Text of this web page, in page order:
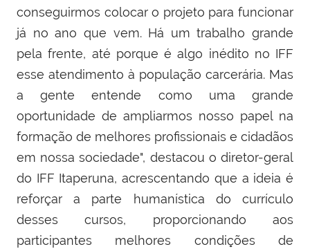
conseguirmos colocar o projeto para funcionar
já no ano que vem. Há um trabalho grande
pela frente, até porque é algo inédito no IFF
esse atendimento à população carcerária. Mas
a gente entende como uma grande
oportunidade de ampliarmos nosso papel na
formação de melhores profissionais e cidadãos
em nossa sociedade", destacou o diretor-geral
do IFF Itaperuna, acrescentando que a ideia é
reforçar a parte humanística do currículo
desses cursos, proporcionando aos
participantes melhores condições de